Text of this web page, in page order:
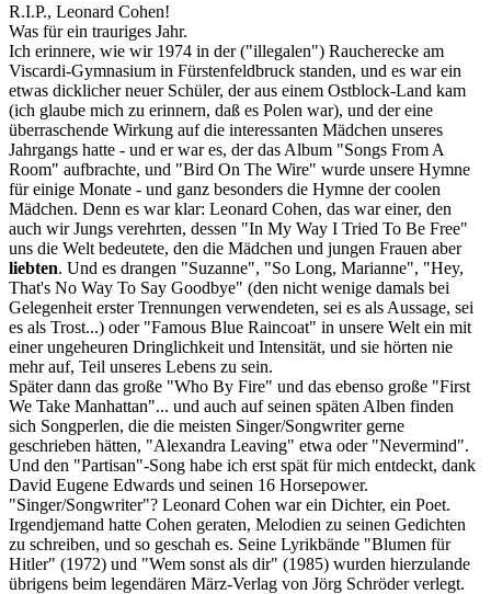
R.I.P., Leonard Cohen!
Was für ein trauriges Jahr.
Ich erinnere, wie wir 1974 in der ("illegalen") Raucherecke am
Viscardi-Gymnasium in Fürstenfeldbruck standen, und es war ein
etwas dicklicher neuer Schüler, der aus einem Ostblock-Land kam
(ich glaube mich zu erinnern, daß es Polen war), und der eine
überraschende Wirkung auf die interessanten Mädchen unseres
Jahrgangs hatte - und er war es, der das Album "Songs From A
Room" aufbrachte, und "Bird On The Wire" wurde unsere Hymne
für einige Monate - und ganz besonders die Hymne der coolen
Mädchen. Denn es war klar: Leonard Cohen, das war einer, den
auch wir Jungs verehrten, dessen "In My Way I Tried To Be Free"
uns die Welt bedeutete, den die Mädchen und jungen Frauen aber
liebten. Und es drangen "Suzanne", "So Long, Marianne", "Hey,
That's No Way To Say Goodbye" (den nicht wenige damals bei
Gelegenheit erster Trennungen verwendeten, sei es als Aussage, sei
es als Trost...) oder "Famous Blue Raincoat" in unsere Welt ein mit
einer ungeheuren Dringlichkeit und Intensität, und sie hörten nie
mehr auf, Teil unseres Lebens zu sein.
Später dann das große "Who By Fire" und das ebenso große "First
We Take Manhattan"... und auch auf seinen späten Alben finden
sich Songperlen, die die meisten Singer/Songwriter gerne
geschrieben hätten, "Alexandra Leaving" etwa oder "Nevermind".
Und den "Partisan"-Song habe ich erst spät für mich entdeckt, dank
David Eugene Edwards und seinen 16 Horsepower.
"Singer/Songwriter"? Leonard Cohen war ein Dichter, ein Poet.
Irgendjemand hatte Cohen geraten, Melodien zu seinen Gedichten
zu schreiben, und so geschah es. Seine Lyrikbände "Blumen für
Hitler" (1972) und "Wem sonst als dir" (1985) wurden hierzulande
übrigens beim legendären März-Verlag von Jörg Schröder verlegt.